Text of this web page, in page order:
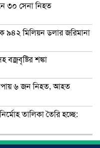
৩০ সেনা নিহত
৯৪২ মিলিয়ন ডলার জরিমানা
শঙ্কা
৬ জন নিহত, আহত
তালিকা তৈরি হচ্ছে: